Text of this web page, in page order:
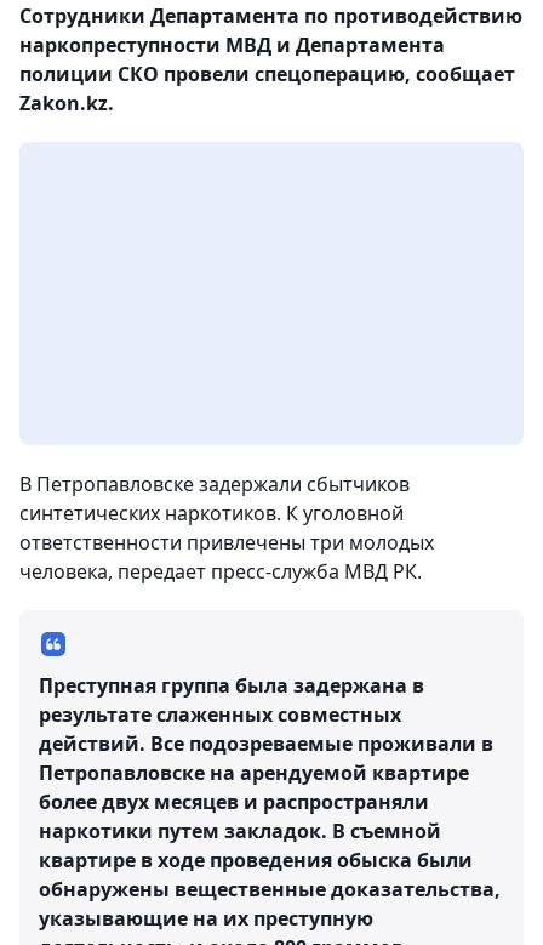
Сотрудники Департамента по противодействию
наркопреступности МВД и Департамента
полиции СКО провели спецоперацию, сообщает
Zakon.kz.
В Петропавловске задержали сбытчиков
синтетических наркотиков. К уголовной
ответственности привлечены три молодых
человека, передает пресс-служба МВД РК.
Преступная группа была задержана в
результате слаженных совместных
действий. Все подозреваемые проживали в
Петропавловске на арендуемой квартире
более двух месяцев и распространяли
наркотики путем закладок. В съемной
квартире в ходе проведения обыска были
обнаружены вещественные доказательства,
указывающие на их преступную